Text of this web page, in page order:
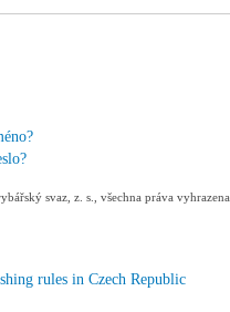
svaz, z. s., všechna práva vyhrazena.
rules in Czech Republic